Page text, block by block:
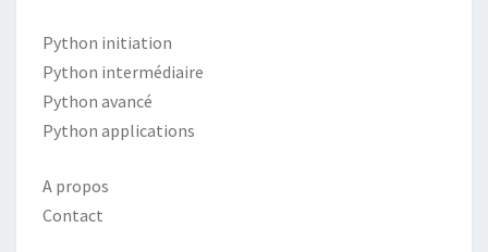
Python initiation
Python intermédiaire
Python avancé
Python applications
A propos
Contact